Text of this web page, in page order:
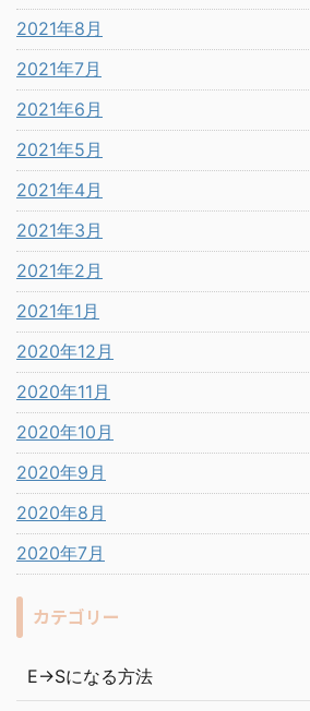
2021年8月
2021年7月
2021年6月
2021年5月
2021年4月
2021年3月
2021年2月
2021年1月
2020年12月
2020年11月
2020年10月
2020年9月
2020年8月
2020年7月
カテゴリー
E→Sになる方法